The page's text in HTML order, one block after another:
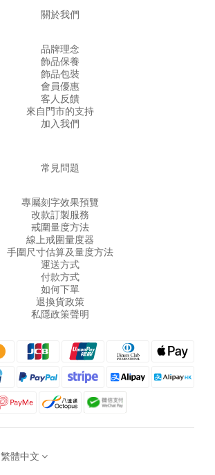
關於我們
品牌理念
飾品保養
飾品包裝
會員優惠
客人反饋
來自門市的支持
加入我們
常見問題
專屬刻字效果預覽
改款訂製服務
戒圍量度方法
線上戒圍量度器
手圍尺寸估算及量度方法
運送方式
付款方式
如何下單
退換貨政策
私隱政策聲明
繁體中文